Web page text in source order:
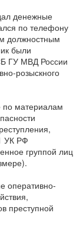
денежные
по телефону
должностным
были
ГУ МВД России
розыскного
по материалам
УК РФ
группой лиц
оперативно-
преступной